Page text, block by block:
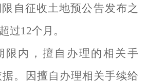
自征收土地预公告发布之
过12个月。
限内，擅自办理的相关手
。因擅自办理相关手续给